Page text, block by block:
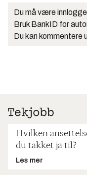
Du må være
Bruk BankID for
Du kan kommentere
Hvilken
du takket ja til?
Les mer